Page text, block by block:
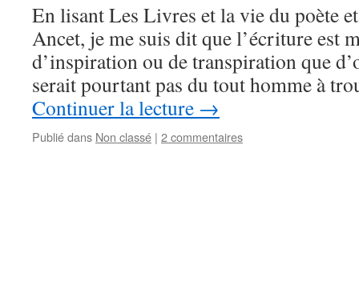
En lisant Les Livres et la vie du poète
Ancet, je me suis dit que l’écriture est
d’inspiration ou de transpiration que
serait pourtant pas du tout homme à
Continuer la lecture →
Publié dans Non classé | 2 commentaires